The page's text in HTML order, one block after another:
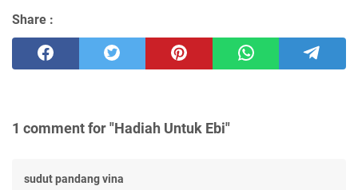
Share :
1 comment for "Hadiah Untuk Ebi"
sudut pandang vina